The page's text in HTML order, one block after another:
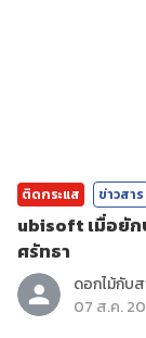
ติดกระแส ข่าวสาร
ubisoft เมื่อยัก
ศรัทธา
ดอกไม้กับ
07 ส.ค.